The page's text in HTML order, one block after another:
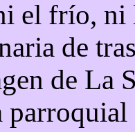
el frío, ni
de
de La